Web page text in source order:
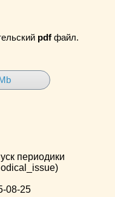
pdf файл.
периодики
08-25